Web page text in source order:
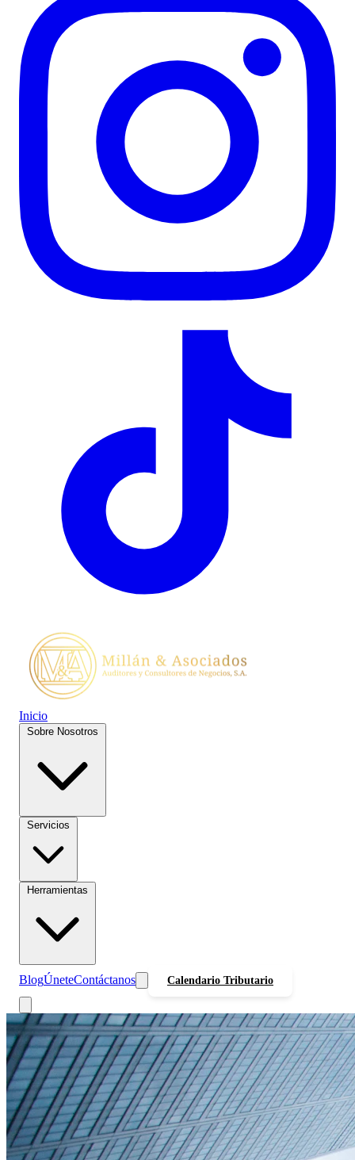
Inicio
BlogÚneteContáctanos Calendario Tributario